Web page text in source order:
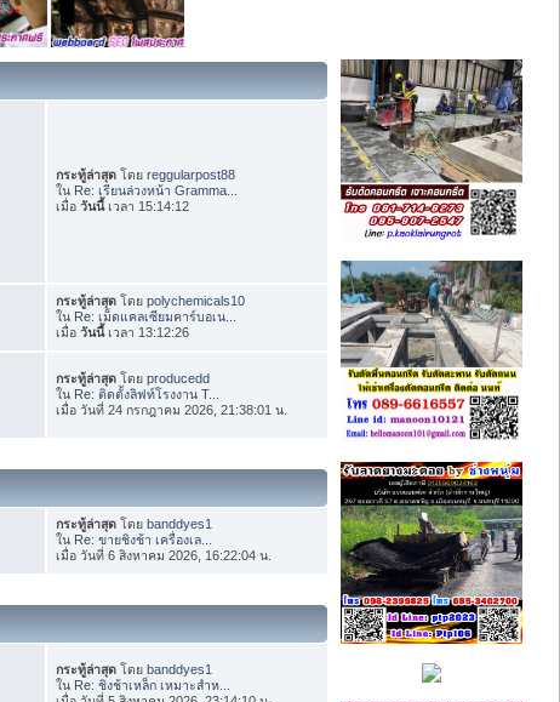
กระทู้ล่าสุด โดยreggularpost88
ใน Re: เรียนล่วงหน้า Gramma...
เมื่อวันนี้เวลา 15:14:12
กระทู้ล่าสุด โดยpolychemicals10
ใน Re: เม็ดแคลเซียมคาร์บอเน...
เมื่อวันนี้เวลา 13:12:26
กระทู้ล่าสุด โดยproducedd
ใน Re: ติดตั้งลิฟท์โรงงาน T...
เมื่อ วันที่ 24 กรกฎาคม 2026, 21:38:01 น.
กระทู้ล่าสุด โดยbanddyes1
ใน Re: ขายชิงช้า เครื่องเล...
เมื่อ วันที่ 6 สิงหาคม 2026, 16:22:04 น.
กระทู้ล่าสุด โดยbanddyes1
ใน Re: ชิงช้าเหล็ก เหมาะสำห...